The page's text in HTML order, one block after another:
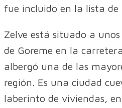
fue incluido en la lista de
Zelve está situado a
de Goreme en la
albergó una de las
región. Es una ciudad
laberinto de viviendas,